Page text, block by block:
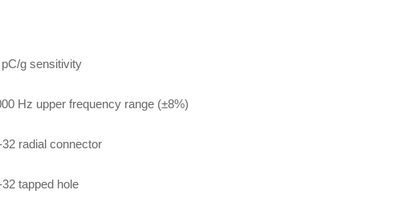
pC/g sensitivity
Hz upper frequency range (±8%)
32 radial connector
32 tapped hole